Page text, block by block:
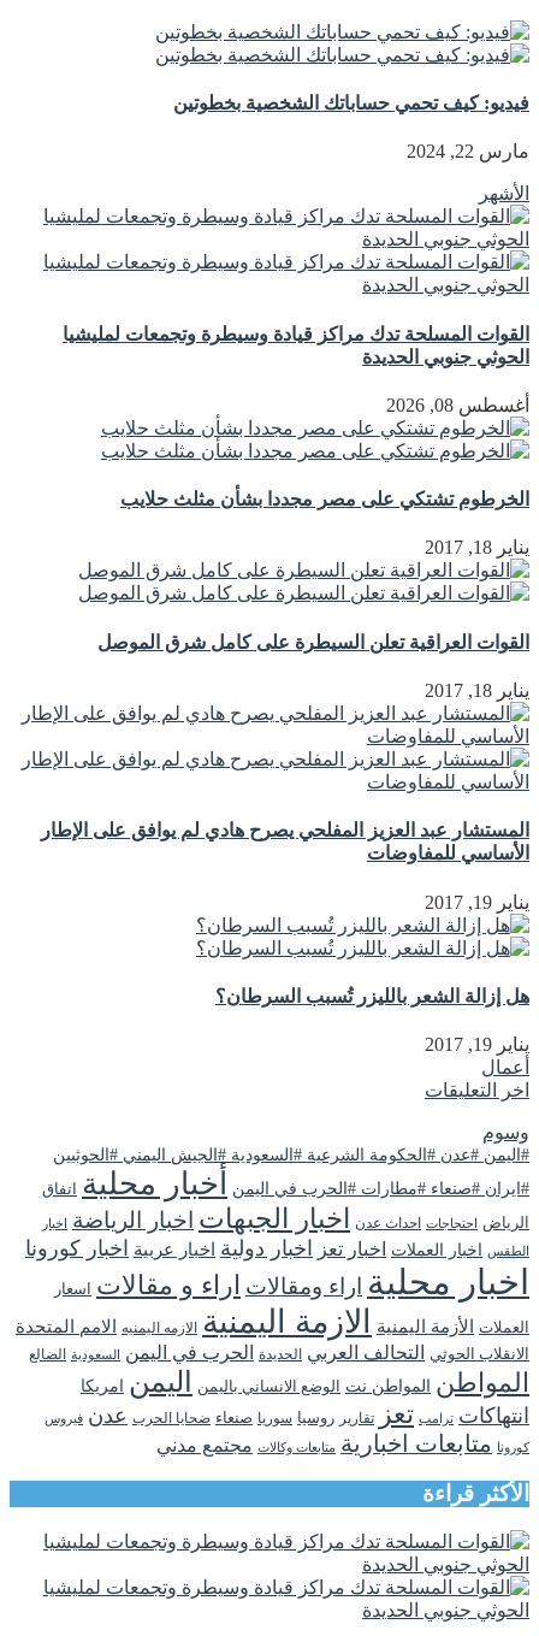
فيديو: كيف تحمي حساباتك الشخصية بخطوتين
مارس 22, 2024
الأشهر
القوات المسلحة تدك مراكز قيادة وسيطرة وتجمعات لمليشيا
الحوثي جنوبي الحديدة
أغسطس 08, 2026
الخرطوم تشتكي على مصر مجددا بشأن مثلث حلايب
يناير 18, 2017
القوات العراقية تعلن السيطرة على كامل شرق الموصل
يناير 18, 2017
المستشار عبد العزيز المفلحي يصرح هادي لم يوافق على الإطار
الأساسي للمفاوضات
يناير 19, 2017
هل إزالة الشعر بالليزر تُسبب السرطان؟
يناير 19, 2017
أعمال
اخر التعليقات
وسوم
#اليمن #عدن #الحكومة الشرعية #السعودية #الجيش اليمني #الحوثيين
#ايران #صنعاء #مطارات #الحرب في اليمن
أخبار محلية
اتفاق
الرياض
احتجاجات احداث عدن اخبار الجبهات اخبار الرياضة اخبار
الطقس
اخبار العملات اخبار تعز اخبار دولية اخبار عربية اخبار كورونا
اخبار محلية اراء ومقالات اراء و مقالات اسعار
العملات الأزمة اليمنية الازمة اليمنية الازمه اليمنيه الامم المتحدة
الانقلاب الحوثي التحالف العربي الحديدة الحرب في اليمن السعودية الضالع
المواطن المواطن نت الوضع الانساني باليمن اليمن امريكا
انتهاكات ترامب تعز تقارير روسيا سوريا صنعاء ضحايا الحرب عدن فيروس
كورونا متابعات اخبارية متابعات وكالات مجتمع مدني
الأكثر قراءة